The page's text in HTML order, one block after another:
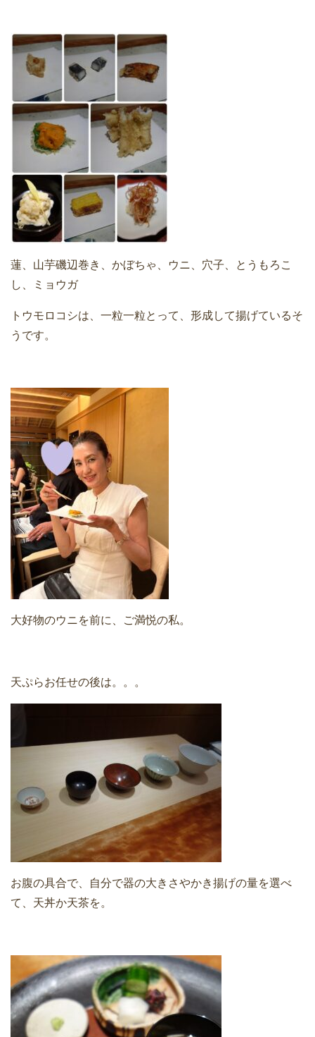
蓮、山芋磯辺巻き、かぼちゃ、ウニ、穴子、とうもろこ
し、ミョウガ
トウモロコシは、一粒一粒とって、形成して揚げているそ
うです。
大好物のウニを前に、ご満悦の私。
天ぷらお任せの後は。。。
お腹の具合で、自分で器の大きさやかき揚げの量を選べ
て、天丼か天茶を。